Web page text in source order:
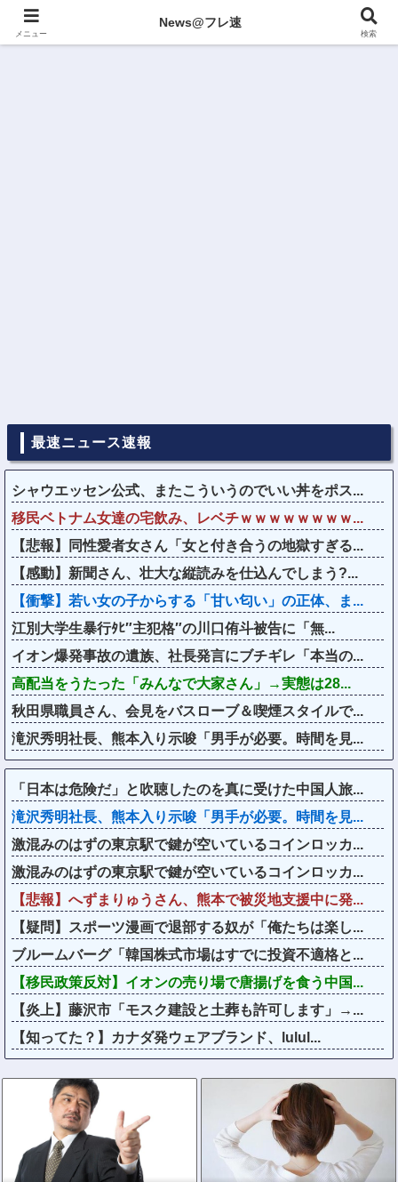
最速ニュース速報
シャウエッセン公式、またこういうのでいい丼をポス...
移民ベトナム女達の宅飲み、レベチｗｗｗｗｗｗｗｗ...
【悲報】同性愛者女さん「女と付き合うの地獄すぎる...
【感動】新聞さん、壮大な縦読みを仕込んでしまう?...
【衝撃】若い女の子からする「甘い匂い」の正体、ま...
江別大学生暴行ﾀﾋ″主犯格″の川口侑斗被告に「無...
イオン爆発事故の遺族、社長発言にブチギレ「本当の...
高配当をうたった「みんなで大家さん」→実態は28...
秋田県職員さん、会見をバスローブ＆喫煙スタイルで...
滝沢秀明社長、熊本入り示唆「男手が必要。時間を見...
「日本は危険だ」と吹聴したのを真に受けた中国人旅...
滝沢秀明社長、熊本入り示唆「男手が必要。時間を見...
激混みのはずの東京駅で鍵が空いているコインロッカ...
激混みのはずの東京駅で鍵が空いているコインロッカ...
【悲報】へずまりゅうさん、熊本で被災地支援中に発...
【疑問】スポーツ漫画で退部する奴が「俺たちは楽し...
ブルームバーグ「韓国株式市場はすでに投資不適格と...
【移民政策反対】イオンの売り場で唐揚げを食う中国...
【炎上】藤沢市「モスク建設と土葬も許可します」→...
【知ってた？】カナダ発ウェアブランド、lulul...
メニュー
News@フレ速
検索